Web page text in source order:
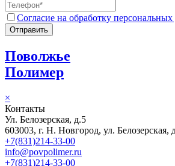
Согласие на обработку
Отправить
Поволжье
Полимер
×
Контакты
Ул. Белозерская, д.5
603003, г. Н. Новгород, ул.
+7(831)214-33-00
info@povpolimer.ru
+7(831)214-33-00